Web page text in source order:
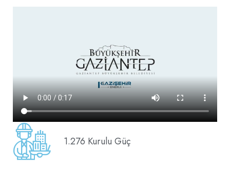
1.276 Kurulu Güç